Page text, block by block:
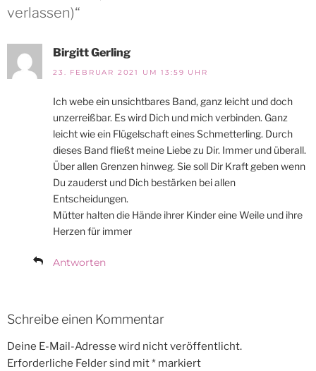
verlassen)“
Birgitt Gerling
23. FEBRUAR 2021 UM 13:59 UHR
Ich webe ein unsichtbares Band, ganz leicht und doch
unzerreißbar. Es wird Dich und mich verbinden. Ganz
leicht wie ein Flügelschaft eines Schmetterling. Durch
dieses Band fließt meine Liebe zu Dir. Immer und überall.
Über allen Grenzen hinweg. Sie soll Dir Kraft geben wenn
Du zauderst und Dich bestärken bei allen
Entscheidungen.
Mütter halten die Hände ihrer Kinder eine Weile und ihre
Herzen für immer
Antworten
Schreibe einen Kommentar
Deine E-Mail-Adresse wird nicht veröffentlicht.
Erforderliche Felder sind mit* markiert